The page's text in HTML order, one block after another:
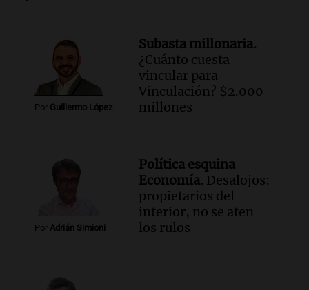
Panorama Federal
Episodios
Por Guillermo López
Subasta millonaria.
¿Cuánto cuesta
vincular para
Vinculación? $2.000
millones
Por Adrián Simioni
Política esquina
Economía. Desalojos:
propietarios del
interior, no se aten
los rulos